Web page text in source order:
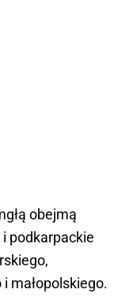
obejmą
podkarpackie
małopolskiego.